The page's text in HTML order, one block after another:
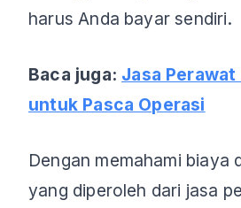
harus Anda bayar sendiri.
Baca juga: Jasa
untuk Pasca Operasi
Dengan memahami biaya
yang diperoleh dari jasa